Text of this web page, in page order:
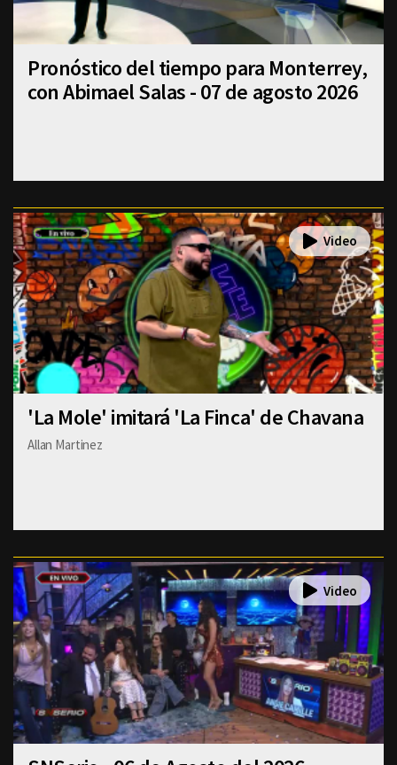
Pronóstico del tiempo para Monterrey,
con Abimael Salas - 07 de agosto 2026
'La Mole' imitará 'La Finca' de Chavana
Allan Martinez